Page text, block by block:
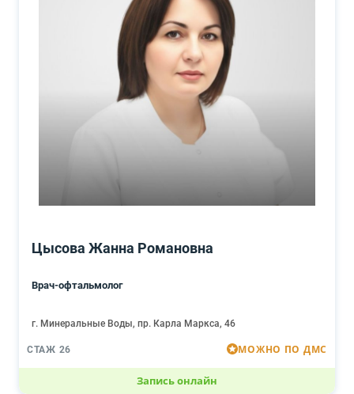
Цысова Жанна Романовна
Врач-офтальмолог
г. Минеральные Воды, пр. Карла Маркса, 46
СТАЖ 26 МОЖНО ПО ДМС
Запись онлайн